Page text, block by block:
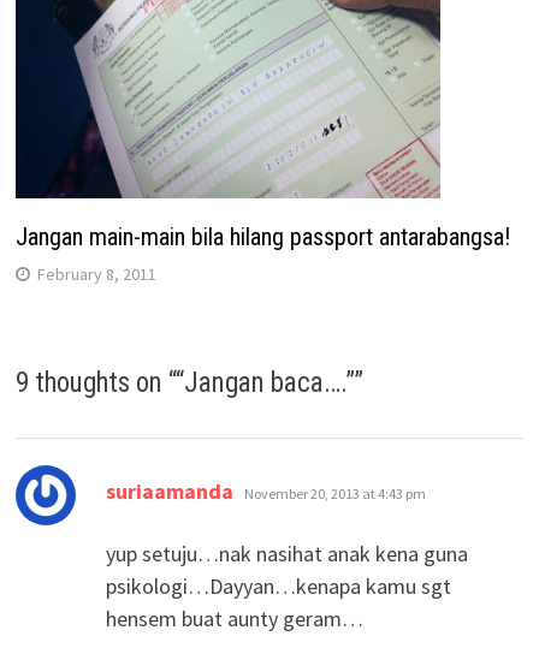
Jangan main-main bila hilang passport antarabangsa!
February 8, 2011
9 thoughts on ““Jangan baca….””
suriaamanda says:
November 20, 2013 at 4:43 pm
yup setuju…nak nasihat anak kena guna
psikologi…Dayyan…kenapa kamu sgt
hensem buat aunty geram…